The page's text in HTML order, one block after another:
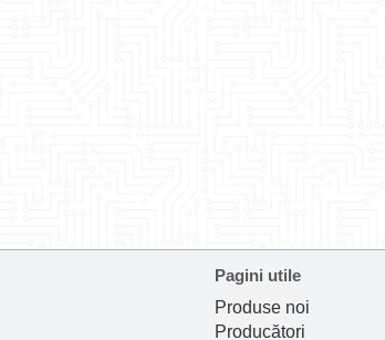
Pagini utile
Produse noi
Producători